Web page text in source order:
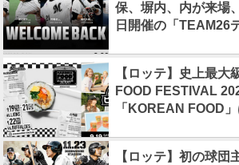
保、塀内、内が来場
日開催の「TEAM26
【ロッテ】史上最大
FOOD FESTIVAL
「KOREAN FOOD
【ロッテ】初の球団